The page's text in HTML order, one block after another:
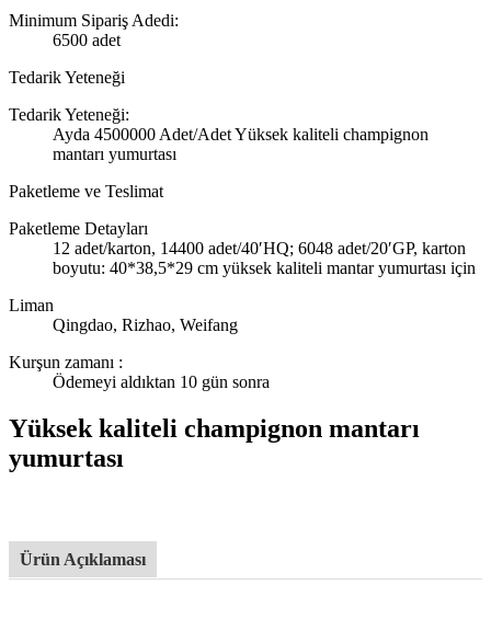
Minimum Sipariş Adedi:
6500 adet
Tedarik Yeteneği
Tedarik Yeteneği:
Ayda 4500000 Adet/Adet Yüksek kaliteli champignon
mantarı yumurtası
Paketleme ve Teslimat
Paketleme Detayları
12 adet/karton, 14400 adet/40′HQ; 6048 adet/20′GP, karton
boyutu: 40*38,5*29 cm yüksek kaliteli mantar yumurtası için
Liman
Qingdao, Rizhao, Weifang
Kurşun zamanı :
Ödemeyi aldıktan 10 gün sonra
Yüksek kaliteli champignon mantarı
yumurtası
Ürün Açıklaması